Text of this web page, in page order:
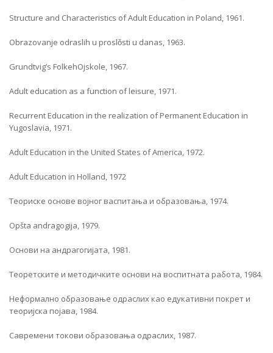
Structure and Characteristics of Adult Education in Poland, 1961.
Obrazovanje odraslih u proslǒsti u danas, 1963.
Grundtvig’s FolkehOjskole, 1967.
Adult education as a function of leisure, 1971.
Recurrent Education in the rеalization of Permanent Education in
Yugoslavia, 1971.
Adult Education in the United States of America, 1972.
Adult Education in Holland, 1972
Теориске основе војног васпитања и образовања, 1974.
Opšta andragogija, 1979.
Основи на андрагогијата, 1981.
Теоретските и методичките основи на воспитната работа, 1984.
Неформално образовање одраслих као едукативни покрет и
теоријска појава, 1984.
Савремени токови образовања одраслих, 1987.